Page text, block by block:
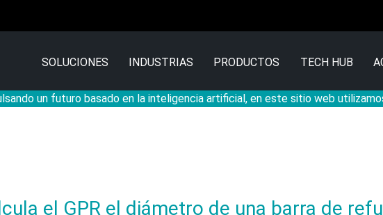
un futuro basado en la inteligencia artificial, en este sitio web
SOLUCIONES INDUSTRIAS PRODUCTOS TECH HUB
el GPR el diámetro de una barra de